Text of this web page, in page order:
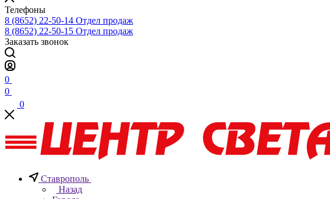
Телефоны
8 (8652) 22-50-14 Отдел продаж
8 (8652) 22-50-15 Отдел продаж
Заказать звонок
0
0
0
Ставрополь
Назад